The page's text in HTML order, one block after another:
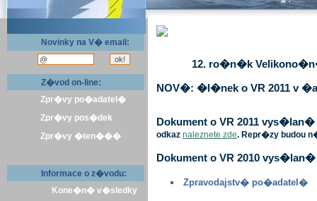
Novinky na V� email:
Z�vod on-line:
Zpr�vy po�adatel�
Zpr�vy pos�dek
Zpr�vy �ten���
Informace o z�vodu:
Kone�n� v�sledky
12. ro�n�k
NOV�: �l�nek o VR 2011 v
Dokument o VR 2011
odkaz naleznete zde. Repr�zy budou
Dokument o VR 2010
Zpravodajstv� po�adatel�